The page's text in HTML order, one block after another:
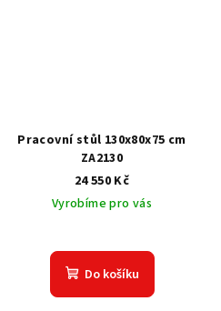
Pracovní stůl 130x80x75 cm
ZA2130
24 550 Kč
Vyrobíme pro vás
Do košíku